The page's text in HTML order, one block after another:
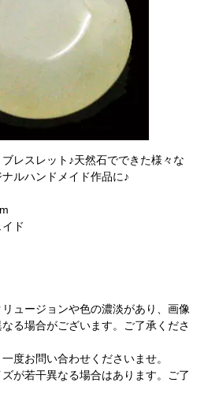
レスレット♪天然石でできた様々な
ルハンドメイド作品に♪
ド
ュージョンや色の濃淡があり、画像
る場合がございます。ご了承くださ
度お問い合わせくださいませ。
が若干異なる場合はあります。ご了